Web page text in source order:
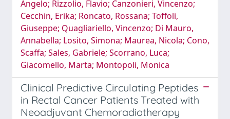
Angelo; Rizzolio, Flavio; Canzonieri, Vincenzo;
Cecchin, Erika; Roncato, Rossana; Toffoli,
Giuseppe; Quagliariello, Vincenzo; Di Mauro,
Annabella; Losito, Simona; Maurea, Nicola; Cono,
Scaffa; Sales, Gabriele; Scorrano, Luca;
Giacomello, Marta; Montopoli, Monica
Clinical Predictive Circulating Peptides
in Rectal Cancer Patients Treated with
Neoadjuvant Chemoradiotherapy